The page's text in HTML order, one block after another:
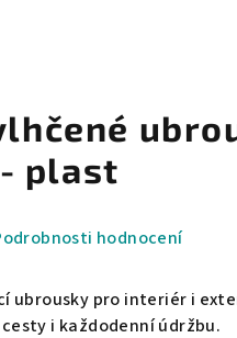
- plast
hodnocení
ubrousky pro interiér i
i každodenní údržbu.